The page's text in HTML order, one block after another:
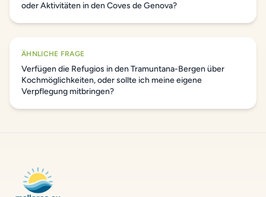
oder Aktivitäten in den Coves de Genova?
ÄHNLICHE FRAGE
Verfügen die Refugios in den Tramuntana-Bergen über
Kochmöglichkeiten, oder sollte ich meine eigene
Verpflegung mitbringen?